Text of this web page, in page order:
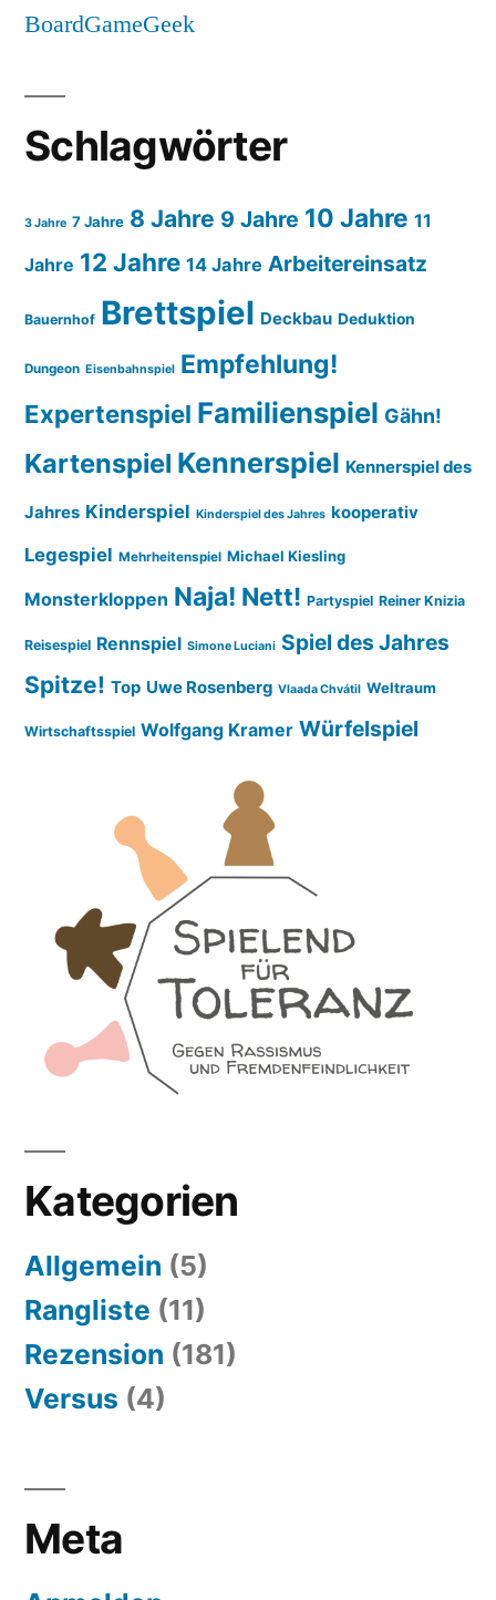
BoardGameGeek
Schlagwörter
3 Jahre 7 Jahre 8 Jahre 9 Jahre 10 Jahre 11
Jahre 12 Jahre 14 Jahre Arbeitereinsatz
Bauernhof Brettspiel Deckbau Deduktion
Dungeon Eisenbahnspiel Empfehlung!
Expertenspiel Familienspiel Gähn!
Kartenspiel Kennerspiel Kennerspiel des
Jahres Kinderspiel Kinderspiel des Jahres kooperativ
Legespiel Mehrheitenspiel Michael Kiesling
Monsterkloppen Naja! Nett! Partyspiel Reiner Knizia
Reisespiel Rennspiel Simone Luciani Spiel des Jahres
Spitze! Top Uwe Rosenberg Vlaada Chvátil Weltraum
Wirtschaftsspiel Wolfgang Kramer Würfelspiel
Kategorien
Allgemein (5)
Rangliste (11)
Rezension (181)
Versus (4)
Meta